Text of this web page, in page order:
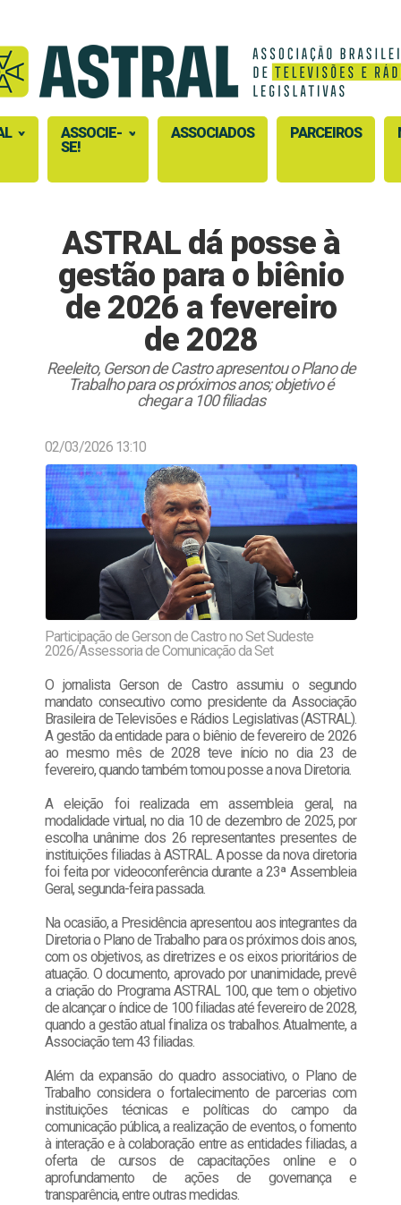
ASSOCIE-
SE!
ASSOCIADOS PARCEIROS
ASTRAL dá posse à
gestão para o biênio
de 2026 a fevereiro
de 2028
Reeleito, Gerson de Castro apresentou o Plano de
Trabalho para os próximos anos; objetivo é
chegar a 100 filiadas
02/03/2026 13:10
Participação de Gerson de Castro no Set Sudeste
2026/Assessoria de Comunicação da Set
O jornalista Gerson de Castro assumiu o segundo
mandato consecutivo como presidente da Associação
Brasileira de Televisões e Rádios Legislativas (ASTRAL).
A gestão da entidade para o biênio de fevereiro de 2026
ao mesmo mês de 2028 teve início no dia 23 de
fevereiro, quando também tomou posse a nova Diretoria.
A eleição foi realizada em assembleia geral, na
modalidade virtual, no dia 10 de dezembro de 2025, por
escolha unânime dos 26 representantes presentes de
instituições filiadas à ASTRAL. A posse da nova diretoria
foi feita por videoconferência durante a 23ª Assembleia
Geral, segunda-feira passada.
Na ocasião, a Presidência apresentou aos integrantes da
Diretoria o Plano de Trabalho para os próximos dois anos,
com os objetivos, as diretrizes e os eixos prioritários de
atuação. O documento, aprovado por unanimidade, prevê
a criação do Programa ASTRAL 100, que tem o objetivo
de alcançar o índice de 100 filiadas até fevereiro de 2028,
quando a gestão atual finaliza os trabalhos. Atualmente, a
Associação tem 43 filiadas.
Além da expansão do quadro associativo, o Plano de
Trabalho considera o fortalecimento de parcerias com
instituições técnicas e políticas do campo da
comunicação pública, a realização de eventos, o fomento
à interação e à colaboração entre as entidades filiadas, a
oferta de cursos de capacitações online e o
aprofundamento de ações de governança e
transparência, entre outras medidas.